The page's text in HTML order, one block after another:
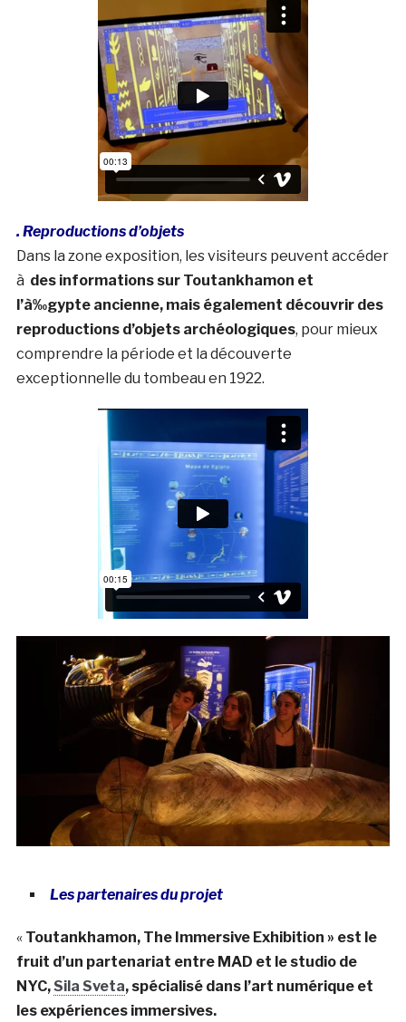
. Reproductions d’objets
Dans la zone exposition, les visiteurs peuvent accéder
à des informations sur Toutankhamon et
l’à‰gypte ancienne, mais également découvrir des
reproductions d’objets archéologiques, pour mieux
comprendre la période et la découverte
exceptionnelle du tombeau en 1922.
Les partenaires du projet
« Toutankhamon, The Immersive Exhibition » est le
fruit d’un partenariat entre MAD et le studio de
NYC,Sila Sveta, spécialisé dans l’art numérique et
les expériences immersives.